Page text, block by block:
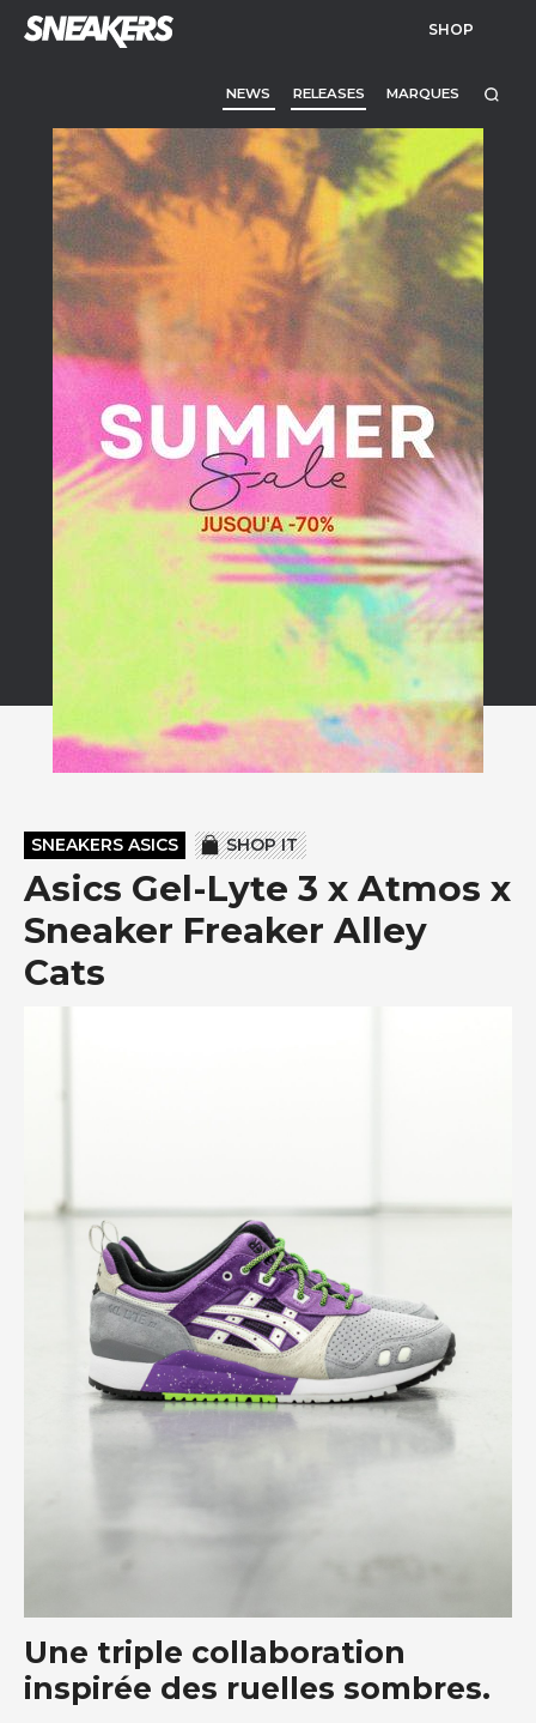
SHOP
NEWS RELEASES MARQUES
SNEAKERS ASICS SHOP IT
Asics Gel-Lyte 3 x Atmos x
Sneaker Freaker Alley
Cats
Une triple collaboration
inspirée des ruelles sombres.